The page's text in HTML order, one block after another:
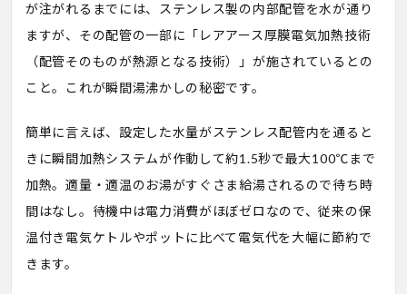
が注がれるまでには、ステンレス製の内部配管を水が通り
ますが、その配管の一部に「レアアース厚膜電気加熱技術
（配管そのものが熱源となる技術）」が施されているとの
こと。これが瞬間湯沸かしの秘密です。
簡単に言えば、設定した水量がステンレス配管内を通ると
きに瞬間加熱システムが作動して約1.5秒で最大100℃まで
加熱。適量・適温のお湯がすぐさま給湯されるので待ち時
間はなし。待機中は電力消費がほぼゼロなので、従来の保
温付き電気ケトルやポットに比べて電気代を大幅に節約で
きます。